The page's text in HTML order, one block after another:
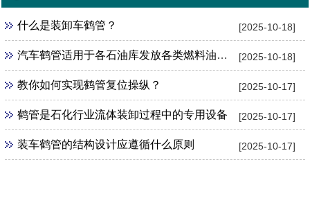
[2025-10-18]
什么是装卸车鹤管？
[2025-10-18]
汽车鹤管适用于各石油库发放各类燃料油的设备
[2025-10-17]
教你如何实现鹤管复位操纵？
[2025-10-17]
鹤管是石化行业流体装卸过程中的专用设备
[2025-10-17]
装车鹤管的结构设计应遵循什么原则